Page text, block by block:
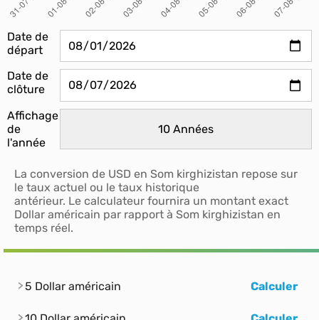
Date de
départ
Date de
clôture
Affichage
de
l'année
La conversion de USD en Som kirghizistan repose sur
le taux actuel ou le taux historique
antérieur. Le calculateur fournira un montant exact
Dollar américain par rapport à Som kirghizistan en
temps réel.
5 Dollar américain Calculer